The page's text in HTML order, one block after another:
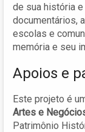
de sua história
documentários,
escolas e
memória e seu
Apoios e
Este projeto é
Artes e
Patrimônio